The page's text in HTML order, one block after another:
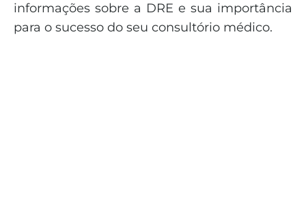
informações sobre a DRE e sua importância
para o sucesso do seu consultório médico.